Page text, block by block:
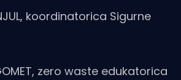
koordinatorica Sigurne
zero waste edukatorica